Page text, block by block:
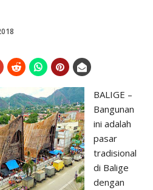
BALIGE –
Bangunan
ini adalah
pasar
tradisional
di Balige
dengan